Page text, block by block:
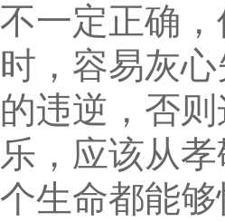
不一定正确
时，容易灰
的违逆，否
乐，应该从
个生命都能